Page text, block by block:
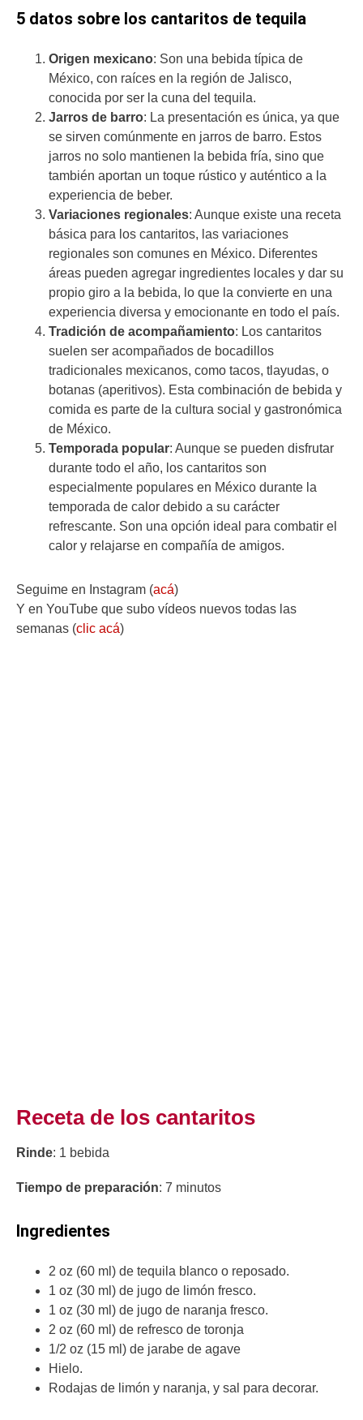
5 datos sobre los cantaritos de tequila
Origen mexicano: Son una bebida típica de
México, con raíces en la región de Jalisco,
conocida por ser la cuna del tequila.
Jarros de barro: La presentación es única, ya que
se sirven comúnmente en jarros de barro. Estos
jarros no solo mantienen la bebida fría, sino que
también aportan un toque rústico y auténtico a la
experiencia de beber.
Variaciones regionales: Aunque existe una receta
básica para los cantaritos, las variaciones
regionales son comunes en México. Diferentes
áreas pueden agregar ingredientes locales y dar su
propio giro a la bebida, lo que la convierte en una
experiencia diversa y emocionante en todo el país.
Tradición de acompañamiento: Los cantaritos
suelen ser acompañados de bocadillos
tradicionales mexicanos, como tacos, tlayudas, o
botanas (aperitivos). Esta combinación de bebida y
comida es parte de la cultura social y gastronómica
de México.
Temporada popular: Aunque se pueden disfrutar
durante todo el año, los cantaritos son
especialmente populares en México durante la
temporada de calor debido a su carácter
refrescante. Son una opción ideal para combatir el
calor y relajarse en compañía de amigos.
Seguime en Instagram (acá)
Y en YouTube que subo vídeos nuevos todas las
semanas (clic acá)
Receta de los cantaritos
Rinde: 1 bebida
Tiempo de preparación: 7 minutos
Ingredientes
2 oz (60 ml) de tequila blanco o reposado.
1 oz (30 ml) de jugo de limón fresco.
1 oz (30 ml) de jugo de naranja fresco.
2 oz (60 ml) de refresco de toronja
1/2 oz (15 ml) de jarabe de agave
Hielo.
Rodajas de limón y naranja, y sal para decorar.